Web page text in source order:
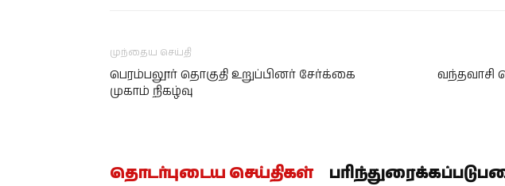
முந்தைய செய்தி
பெரம்பலூர் தொகுதி உறுப்பினர் சேர்க்கை
முகாம் நிகழ்வு
வந்தவாசி
தொடர்புடைய செய்திகள்